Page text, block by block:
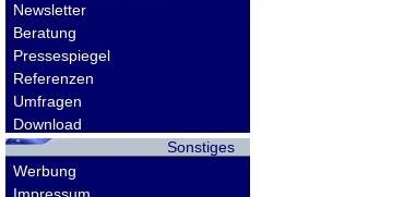
Newsletter
Beratung
Pressespiegel
Referenzen
Umfragen
Download
Sonstiges
Werbung